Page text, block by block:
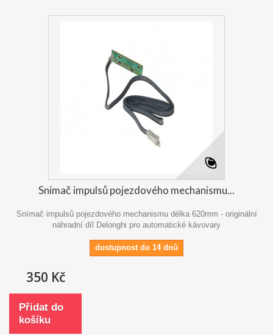
Snímač impulsů pojezdového mechanismu...
Snímač impulsů pojezdového mechanismu délka 620mm - originální
náhradní díl Delonghi pro automatické kávovary
dostupnost do 14 dnů
350 Kč
Přidat do
košíku